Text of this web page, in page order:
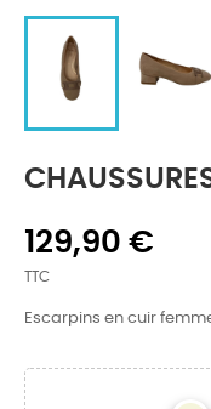
129,90 €
TTC
Escarpins en cuir